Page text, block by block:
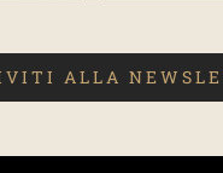
ALLA